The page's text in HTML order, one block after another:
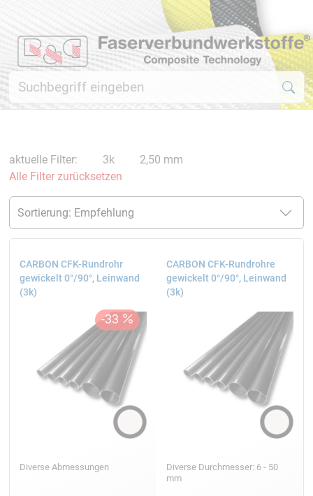
aktuelle Filter: 3k
2,50 mm
Alle Filter zurücksetzen
CARBON CFK-Rundrohr
gewickelt 0°/90°, Leinwand
(3k)
Diverse Abmessungen
CARBON CFK-Rundrohre
gewickelt 0°/90°, Leinwand
(3k)
Diverse Durchmesser: 6 - 50
mm